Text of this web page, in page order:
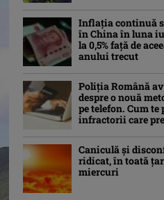
Inflaţia continuă
în China în luna
la 0,5% faţă de
anului trecut
Poliția Română
despre o nouă
pe telefon. Cum te
infractorii care
Caniculă şi
ridicat, în toată
miercuri